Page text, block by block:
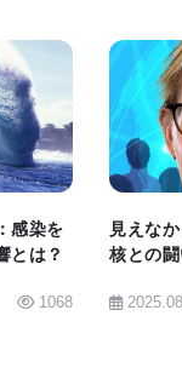
質を発現するよ
発現するよう遺
士は、｢いずれ
炎、ヒト・パ
に長年使われて
感染を
とは？
1068
見えな
核との